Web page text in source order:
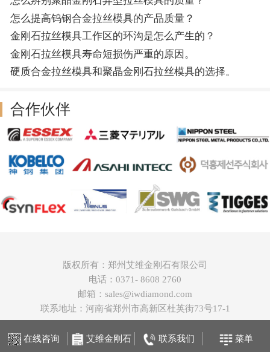
怎么提高钨钢合金拉丝模具的产品质量？
金刚石拉丝模具工作区的环沟是怎么产生的？
金刚石拉丝模具寿命短损伤严重的原因。
硬质合金拉丝模具和聚晶金刚石拉丝模具的选择。
合作伙伴
版权所有：郑州艾维金刚石有限公司
电话：0371- 8608 2760
邮箱：sales@iwdiamond.com
联系地址：河南省郑州市高新区杜英街73号17-1
在线咨询 艾维金刚石 联系我们 菜单